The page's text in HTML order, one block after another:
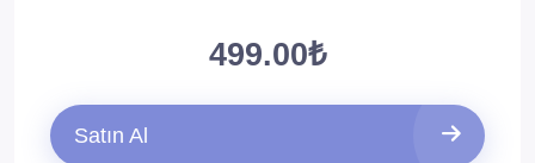
499.00₺
Satın Al